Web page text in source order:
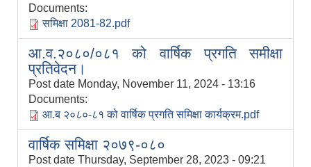
Documents:
समिक्षा 2081-82.pdf
आ.व.२०८०/०८१ को वार्षिक प्रगति समीक्षा
प्रतिवेदन।
Post date Monday, November 11, 2024 - 13:16
Documents:
आ.ब २०८०-८१ को वार्षिक प्रगति समिक्षा कार्यक्रम.pdf
वार्षिक समिक्षा २०७९-०८०
Post date Thursday, September 28, 2023 - 09:21